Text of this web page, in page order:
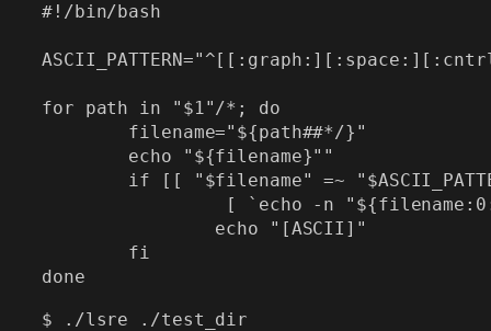
#!/bin/bash
for path in "$1"/*; do
        filename="${path##*/}"
        echo "${filename}""
if [[ "$filename" =~
[ `echo -n
                echo "[ASCII]"
        fi
$ ./lsre ./test_dir